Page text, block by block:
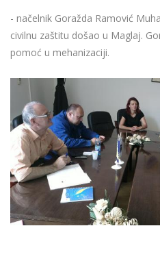
- načelnik Goražda Ramović
civilnu zaštitu došao u Maglaj.
pomoć u mehanizaciji.